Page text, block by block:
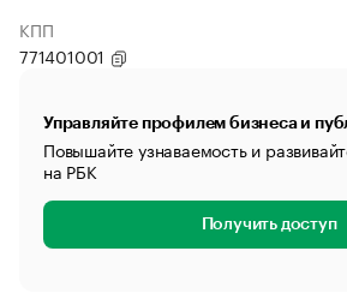
КПП
771401001
Управляйте профилем бизнеса и
Повышайте узнаваемость и
на РБК
Получить доступ